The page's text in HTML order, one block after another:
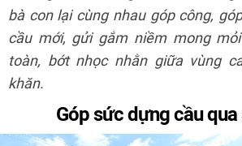
bà con lại cùng nhau góp công,
cầu mới, gửi gắm niềm mong
toàn, bớt nhọc nhằn giữa vùng
khăn.
Góp sức dựng cầu qua